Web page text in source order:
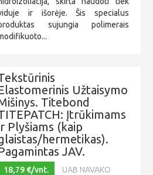
ir išorėje. Šis specialus
sujungia polimerais
Užtaisymo
Titebond
Įtrūkimams
Plyšiams (kaip
hermetikas).
JAV.
18,79 €/vnt. UAB NAVAKO